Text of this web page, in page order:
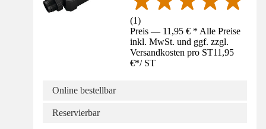
(1)
Preis — 11,95 € * Alle Preise
inkl. MwSt. und ggf. zzgl.
Versandkosten pro ST11,95
€*/ ST
Online bestellbar
Reservierbar